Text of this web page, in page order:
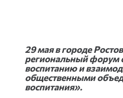
29 мая в городе
региональный форум
воспитанию и
общественными
воспитания».